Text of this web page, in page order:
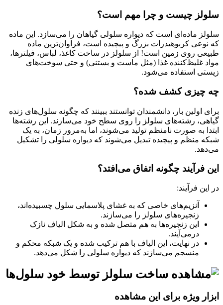
سلولز چیست و چرا مهم است؟
سلولز ماده‌ای است که دیواره سلولی گیاهان را می‌سازد. این ماده
که نوعی کربوهیدرات بزرگ و پیچیده است، فراوان‌ترین ماده
طبیعی روی زمین است! از سلولز در ساخت کاغذ، لباس، فیلترها،
مواد غلیظ‌کننده غذا (مثل ماست و بستنی) و حتی سوخت‌های
زیستی استفاده می‌شود.
چه چیزی کشف شده؟
برای اولین بار، دانشمندان توانستند ببینند که چگونه سلول‌های زنده
گیاهی، رشته‌های سلولز را روی سطح خود می‌سازند. این رشته‌ها
ابتدا به صورت نامنظم تولید می‌شوند، اما به‌مرور زمان، به یک
شبکه منظم و پیچیده تبدیل می‌شوند که دیواره سلولی را تشکیل
می‌دهد.
این فرآیند چگونه اتفاق می‌افتد؟
در این فرآیند:
آنزیم‌های خاصی که به غشای پلاسمایی سلول چسبیده‌اند،
زنجیره‌های سلولز را می‌سازند.
این زنجیره‌ها به هم متصل شده و به شکل الیاف نازک
درمی‌آیند.
در نهایت، این الیاف با هم ترکیب شده و یک شبکه محکم و
منسجم می‌سازند که دیواره سلولی را شکل می‌دهد.
ابزار ویژه برای این مشاهده